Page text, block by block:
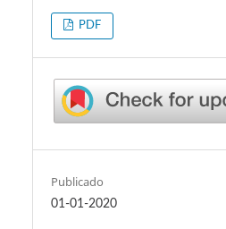
PDF
Publicado
01-01-2020